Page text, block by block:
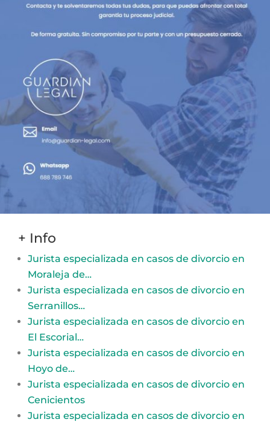
+ Info
Jurista especializada en casos de divorcio en
Moraleja de…
Jurista especializada en casos de divorcio en
Serranillos…
Jurista especializada en casos de divorcio en
El Escorial…
Jurista especializada en casos de divorcio en
Hoyo de…
Jurista especializada en casos de divorcio en
Cenicientos
Jurista especializada en casos de divorcio en